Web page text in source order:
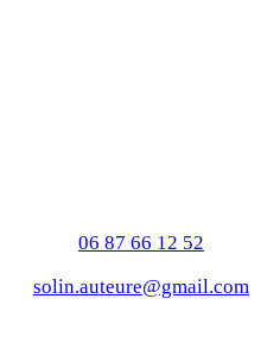
06 87 66 12 52
solin.auteure@gmail.com